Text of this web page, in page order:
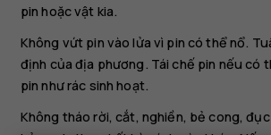
pin hoặc vật kia.
Không vứt pin vào lửa vì pin có thể nổ.
định của địa phương. Tái chế pin nếu có
pin như rác sinh hoạt.
Không tháo rời, cắt, nghiền, bẻ cong,